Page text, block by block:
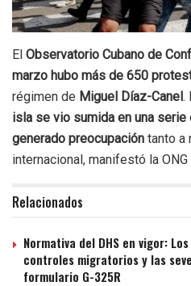
El Observatorio Cubano de
marzo hubo más de 650
régimen de Miguel Díaz-Canel.
isla se vio sumida en una
generado preocupación tanto a
internacional, manifestó la
Relacionados
Normativa del DHS en vigor:
controles migratorios y las
formulario G-325R